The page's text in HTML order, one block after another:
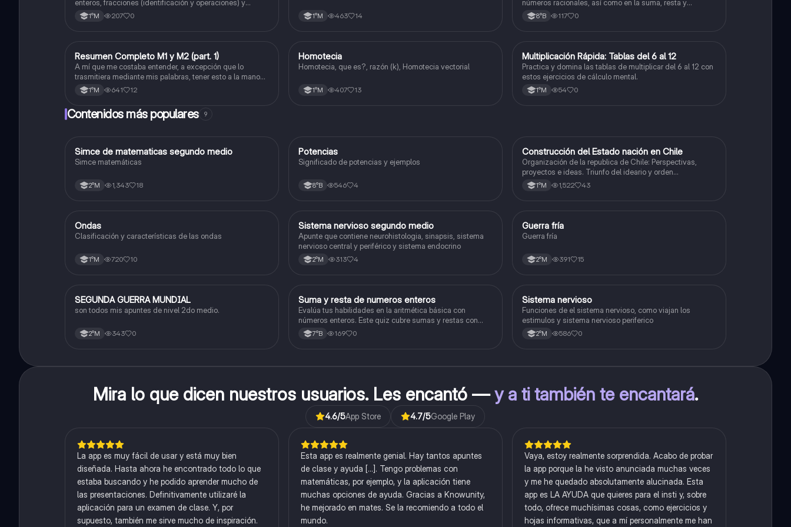
división) Porcentaje ( fracción, porcentual y
decimal).
enteros, fracciones (identificación y operaciones) y
conversiones de porcentajes (fracción, decimal y
viceversa).
1°M 207 0 1°M 463 14
números racionales, así como en la suma, resta y
conversión entre decimales y fracciones.
8°B 117 0
Matemáticas
Resumen Completo M1 y M2 (part. 1)
A mí que me costaba entender, a excepción que lo
trasmitiera mediante mis palabras, tener esto a la mano
me sirvió caleta, ojalá también les pueda servir a otros
1°M 641 12
Matemáticas
Homotecia
Homotecia, que es?, razón (k), Homotecia vectorial
1°M 407 13
MMatemáticas
Multiplicación Rápida: Tablas del 6 al 12
Practica y domina las tablas de multiplicar del 6 al 12 con
estos ejercicios de cálculo mental.
1°M 54 0
Contenidos más populares 9
Matemáticas
Simce de matematicas segundo medio
Simce matemáticas
2°M 1,343 18
Matemáticas
Potencias
Significado de potencias y ejemplos
8°B 546 4
Historia
Construcción del Estado nación en Chile
Organización de la republica de Chile: Perspectivas,
proyectos e ideas. Triunfo del ideario y orden
conservador. Constitución de 1833. "Era Portaliana"
1°M 1,522 43
Física
Ondas
Clasificación y características de las ondas
1°M 720 10
Biología
Sistema nervioso segundo medio
Apunte que contiene neurohistologia, sinapsis, sistema
nervioso central y periférico y sistema endocrino
2°M 313 4
GHistoria
Guerra fría
Guerra fría
2°M 391 15
Historia
SEGUNDA GUERRA MUNDIAL
son todos mis apuntes de nivel 2do medio.
2°M 343 0
SMatemáticas
Suma y resta de numeros enteros
Evalúa tus habilidades en la aritmética básica con
números enteros. Este quiz cubre sumas y restas con
números positivos y negativos.
7°B 169 0
SBiología
Sistema nervioso
Funciones de el sistema nervioso, como viajan los
estimulos y sistema nervioso periferico
2°M 586 0
Mira lo que dicen nuestros usuarios. Les encantó —y a ti también te encantará.
4.6/5App Store 4.7/5Google Play
La app es muy fácil de usar y está muy bien
diseñada. Hasta ahora he encontrado todo lo que
estaba buscando y he podido aprender mucho de
las presentaciones. Definitivamente utilizaré la
aplicación para un examen de clase. Y, por
supuesto, también me sirve mucho de inspiración.
Esta app es realmente genial. Hay tantos apuntes
de clase y ayuda [...]. Tengo problemas con
matemáticas, por ejemplo, y la aplicación tiene
muchas opciones de ayuda. Gracias a Knowunity,
he mejorado en mates. Se la recomiendo a todo el
mundo.
Vaya, estoy realmente sorprendida. Acabo de probar
la app porque la he visto anunciada muchas veces
y me he quedado absolutamente alucinada. Esta
app es LA AYUDA que quieres para el insti y, sobre
todo, ofrece muchísimas cosas, como ejercicios y
hojas informativas, que a mí personalmente me han